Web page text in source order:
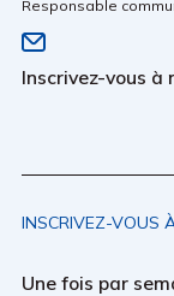
Responsable
Inscrivez-vous
INSCRIVEZ-VOUS
Une fois par